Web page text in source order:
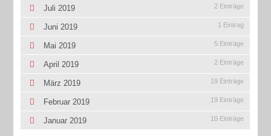
Juli 2019 2 Einträge
Juni 2019 1 Eintrag
Mai 2019 5 Einträge
April 2019 2 Einträge
März 2019 19 Einträge
Februar 2019 19 Einträge
Januar 2019 10 Einträge